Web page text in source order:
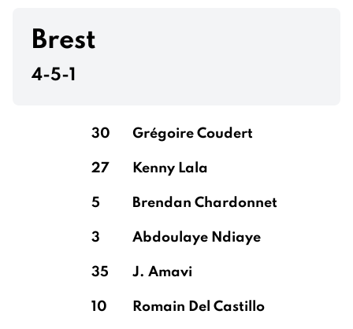
Brest
4-5-1
30 Grégoire Coudert
27 Kenny Lala
5 Brendan Chardonnet
3 Abdoulaye Ndiaye
35 J. Amavi
10 Romain Del Castillo